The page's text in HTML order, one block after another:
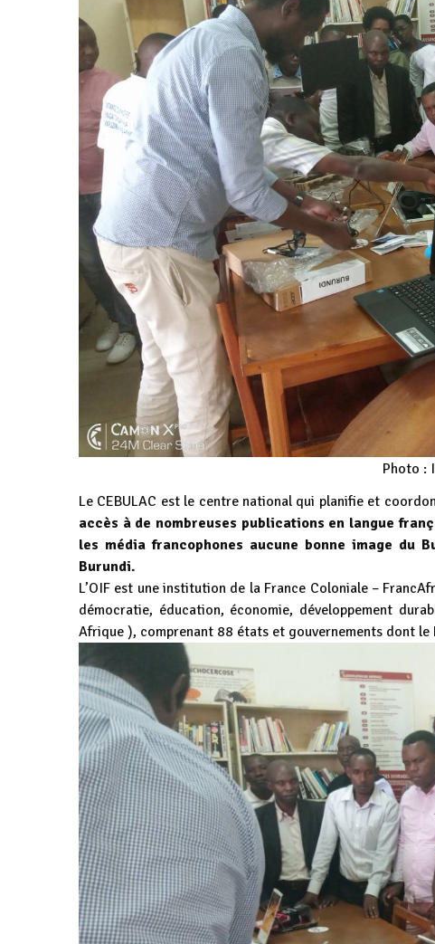
Photo :
Le CEBULAC est le centre national qui planifie et
accès à de nombreuses publications en langue
les média francophones aucune bonne image du
Burundi.
L’OIF est une institution de la France Coloniale –
démocratie, éducation, économie, développement
Afrique ), comprenant 88 états et gouvernements dont